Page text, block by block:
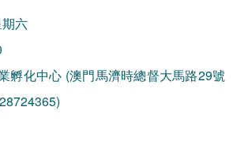
六
孵化中心 (澳門馬濟時總督大馬路29號